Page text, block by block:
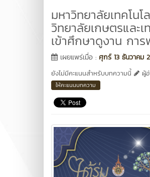
มหาวิทยาลัยเทคโน
วิทยาลัยเกษตรและ
เข้าศึกษาดูงาน กา
เผยแพร่เมื่อ : ศุกร์ 13 ธันวาคม
ยังไม่มีคะแนนสำหรับบทความนี้
ผู้
ให้คะแนนบทความ